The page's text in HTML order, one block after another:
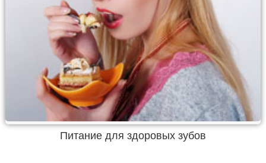
Питание для здоровых зубов